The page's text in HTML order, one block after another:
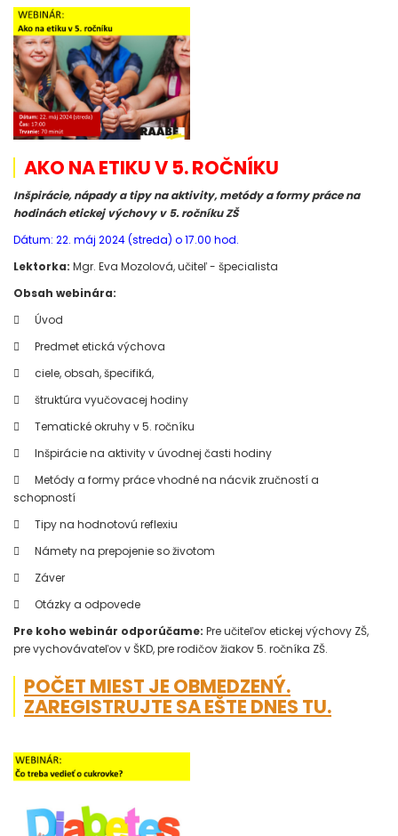
AKO NA ETIKU V 5. ROČNÍKU
Inšpirácie, nápady a tipy na aktivity, metódy a formy práce na
hodinách etickej výchovy v 5. ročníku ZŠ
Dátum: 22. máj 2024 (streda) o 17.00 hod.
Lektorka: Mgr. Eva Mozolová, učiteľ - špecialista
Obsah webinára:

Úvod

Predmet etická výchova

ciele, obsah, špecifiká,

štruktúra vyučovacej hodiny

Tematické okruhy v 5. ročníku

Inšpirácie na aktivity v úvodnej časti hodiny

Metódy a formy práce vhodné na nácvik zručností a
schopností

Tipy na hodnotovú reflexiu

Námety na prepojenie so životom

Záver

Otázky a odpovede
Pre koho webinár odporúčame: Pre učiteľov etickej výchovy ZŠ,
pre vychovávateľov v ŠKD, pre rodičov žiakov 5. ročníka ZŠ.
POČET MIEST JE OBMEDZENÝ.
ZAREGISTRUJTE SA EŠTE DNES TU.